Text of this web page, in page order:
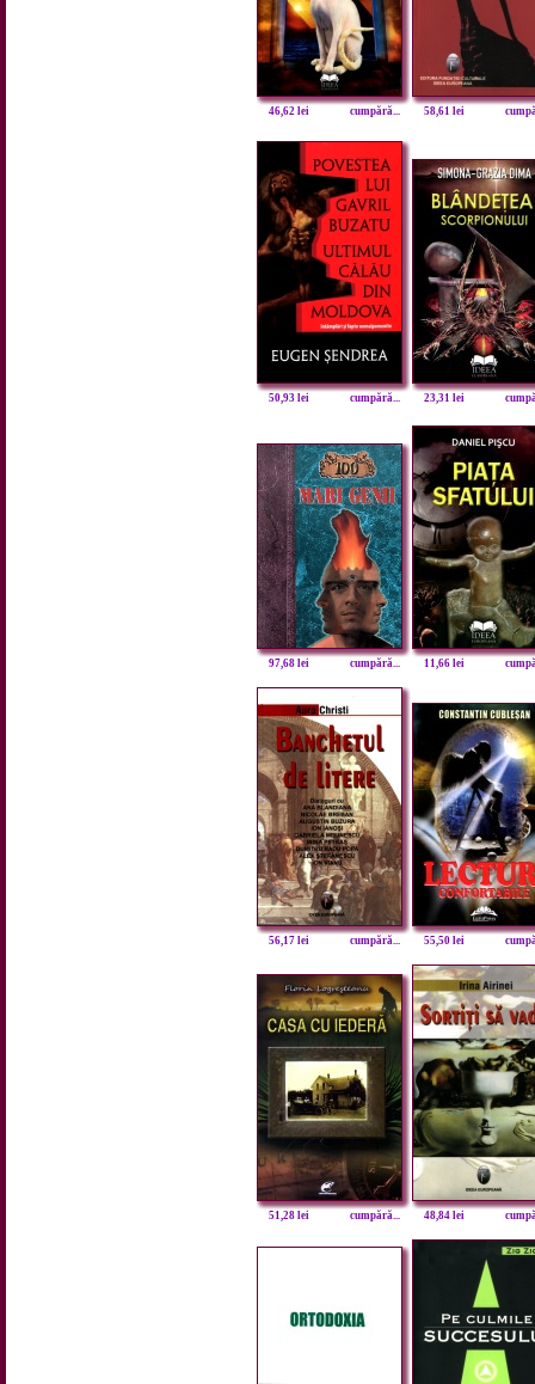
46,62 lei cumpără... 58,61 lei
50,93 lei cumpără... 23,31 lei
97,68 lei cumpără... 11,66 lei
56,17 lei cumpără... 55,50 lei
51,28 lei cumpără... 48,84 lei